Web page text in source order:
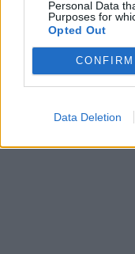
Personal Data
Purposes for
Opted Out
CONFIRM
Data Deletion